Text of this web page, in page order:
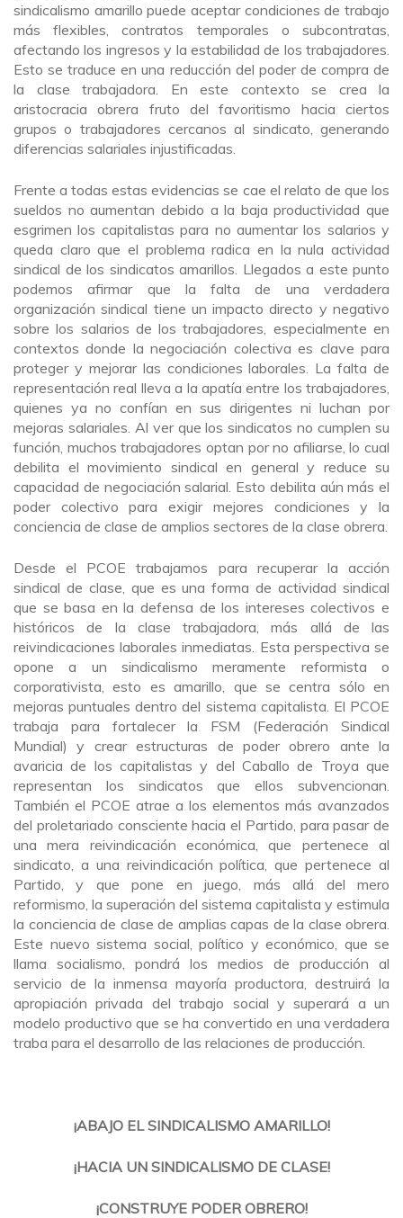
sindicalismo amarillo puede aceptar condiciones de trabajo
más flexibles, contratos temporales o subcontratas,
afectando los ingresos y la estabilidad de los trabajadores.
Esto se traduce en una reducción del poder de compra de
la clase trabajadora. En este contexto se crea la
aristocracia obrera fruto del favoritismo hacia ciertos
grupos o trabajadores cercanos al sindicato, generando
diferencias salariales injustificadas.
Frente a todas estas evidencias se cae el relato de que los
sueldos no aumentan debido a la baja productividad que
esgrimen los capitalistas para no aumentar los salarios y
queda claro que el problema radica en la nula actividad
sindical de los sindicatos amarillos. Llegados a este punto
podemos afirmar que la falta de una verdadera
organización sindical tiene un impacto directo y negativo
sobre los salarios de los trabajadores, especialmente en
contextos donde la negociación colectiva es clave para
proteger y mejorar las condiciones laborales. La falta de
representación real lleva a la apatía entre los trabajadores,
quienes ya no confían en sus dirigentes ni luchan por
mejoras salariales. Al ver que los sindicatos no cumplen su
función, muchos trabajadores optan por no afiliarse, lo cual
debilita el movimiento sindical en general y reduce su
capacidad de negociación salarial. Esto debilita aún más el
poder colectivo para exigir mejores condiciones y la
conciencia de clase de amplios sectores de la clase obrera.
Desde el PCOE trabajamos para recuperar la acción
sindical de clase, que es una forma de actividad sindical
que se basa en la defensa de los intereses colectivos e
históricos de la clase trabajadora, más allá de las
reivindicaciones laborales inmediatas. Esta perspectiva se
opone a un sindicalismo meramente reformista o
corporativista, esto es amarillo, que se centra sólo en
mejoras puntuales dentro del sistema capitalista. El PCOE
trabaja para fortalecer la FSM (Federación Sindical
Mundial) y crear estructuras de poder obrero ante la
avaricia de los capitalistas y del Caballo de Troya que
representan los sindicatos que ellos subvencionan.
También el PCOE atrae a los elementos más avanzados
del proletariado consciente hacia el Partido, para pasar de
una mera reivindicación económica, que pertenece al
sindicato, a una reivindicación política, que pertenece al
Partido, y que pone en juego, más allá del mero
reformismo, la superación del sistema capitalista y estimula
la conciencia de clase de amplias capas de la clase obrera.
Este nuevo sistema social, político y económico, que se
llama socialismo, pondrá los medios de producción al
servicio de la inmensa mayoría productora, destruirá la
apropiación privada del trabajo social y superará a un
modelo productivo que se ha convertido en una verdadera
traba para el desarrollo de las relaciones de producción.
¡ABAJO EL SINDICALISMO AMARILLO!
¡HACIA UN SINDICALISMO DE CLASE!
¡CONSTRUYE PODER OBRERO!